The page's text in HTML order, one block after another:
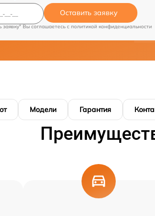
Оставить заявку
Вы соглашаетесь c политикой конфиденциальности
Модели Гарантия